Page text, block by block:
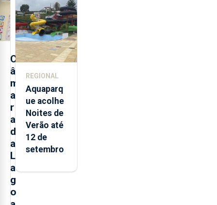
C
â
m
a
r
a
d
a
L
a
g
o
alimentos
entre
2021 e
2025 nos
Açores
REGIONAL
Aquaparq
ue acolhe
Noites de
Verão até
12 de
setembro